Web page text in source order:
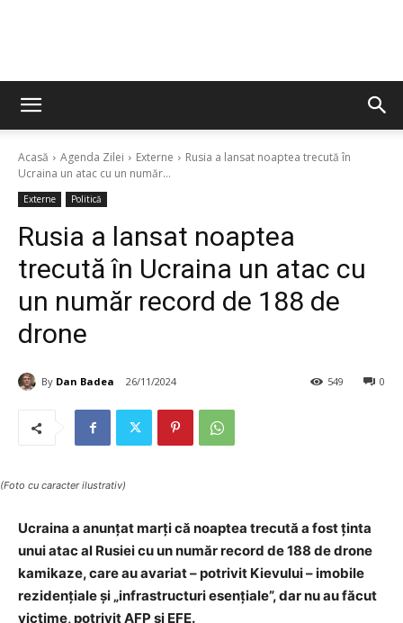
Acasă Agenda Zilei Externe
Rusia a lansat noaptea trecută în
Ucraina un atac cu un număr...
Externe Politică
Rusia a lansat noaptea
trecută în Ucraina un atac cu
un număr record de 188 de
drone
By Dan Badea 26/11/2024 0
549
(Foto cu caracter ilustrativ)
Ucraina a anunţat marţi că noaptea trecută a fost ţinta
unui atac al Rusiei cu un număr record de 188 de drone
kamikaze, care au avariat – potrivit Kievului – imobile
rezidenţiale şi „infrastructuri esenţiale”, dar nu au făcut
victime, potrivit AFP şi EFE.